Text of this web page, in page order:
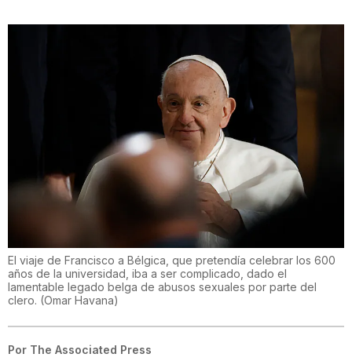
El viaje de Francisco a Bélgica, que pretendía celebrar los 600
años de la universidad, iba a ser complicado, dado el
lamentable legado belga de abusos sexuales por parte del
clero. (Omar Havana)
Por The Associated Press